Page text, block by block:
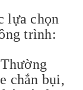
lựa chọn
trình:
Thường
chắn bụi,